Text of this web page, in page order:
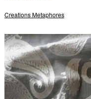
Creations Metaphores